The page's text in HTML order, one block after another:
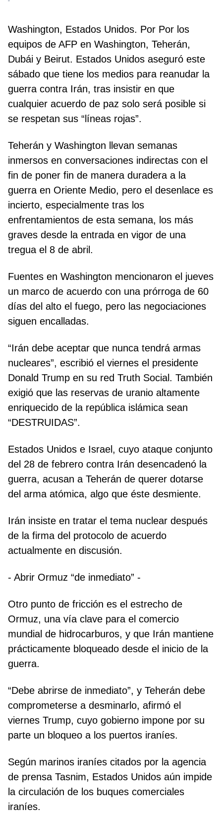
Washington, Estados Unidos. Por Por los
equipos de AFP en Washington, Teherán,
Dubái y Beirut. Estados Unidos aseguró este
sábado que tiene los medios para reanudar la
guerra contra Irán, tras insistir en que
cualquier acuerdo de paz solo será posible si
se respetan sus “líneas rojas”.
Teherán y Washington llevan semanas
inmersos en conversaciones indirectas con el
fin de poner fin de manera duradera a la
guerra en Oriente Medio, pero el desenlace es
incierto, especialmente tras los
enfrentamientos de esta semana, los más
graves desde la entrada en vigor de una
tregua el 8 de abril.
Fuentes en Washington mencionaron el jueves
un marco de acuerdo con una prórroga de 60
días del alto el fuego, pero las negociaciones
siguen encalladas.
“Irán debe aceptar que nunca tendrá armas
nucleares”, escribió el viernes el presidente
Donald Trump en su red Truth Social. También
exigió que las reservas de uranio altamente
enriquecido de la república islámica sean
“DESTRUIDAS”.
Estados Unidos e Israel, cuyo ataque conjunto
del 28 de febrero contra Irán desencadenó la
guerra, acusan a Teherán de querer dotarse
del arma atómica, algo que éste desmiente.
Irán insiste en tratar el tema nuclear después
de la firma del protocolo de acuerdo
actualmente en discusión.
- Abrir Ormuz “de inmediato” -
Otro punto de fricción es el estrecho de
Ormuz, una vía clave para el comercio
mundial de hidrocarburos, y que Irán mantiene
prácticamente bloqueado desde el inicio de la
guerra.
“Debe abrirse de inmediato”, y Teherán debe
comprometerse a desminarlo, afirmó el
viernes Trump, cuyo gobierno impone por su
parte un bloqueo a los puertos iraníes.
Según marinos iraníes citados por la agencia
de prensa Tasnim, Estados Unidos aún impide
la circulación de los buques comerciales
iraníes.